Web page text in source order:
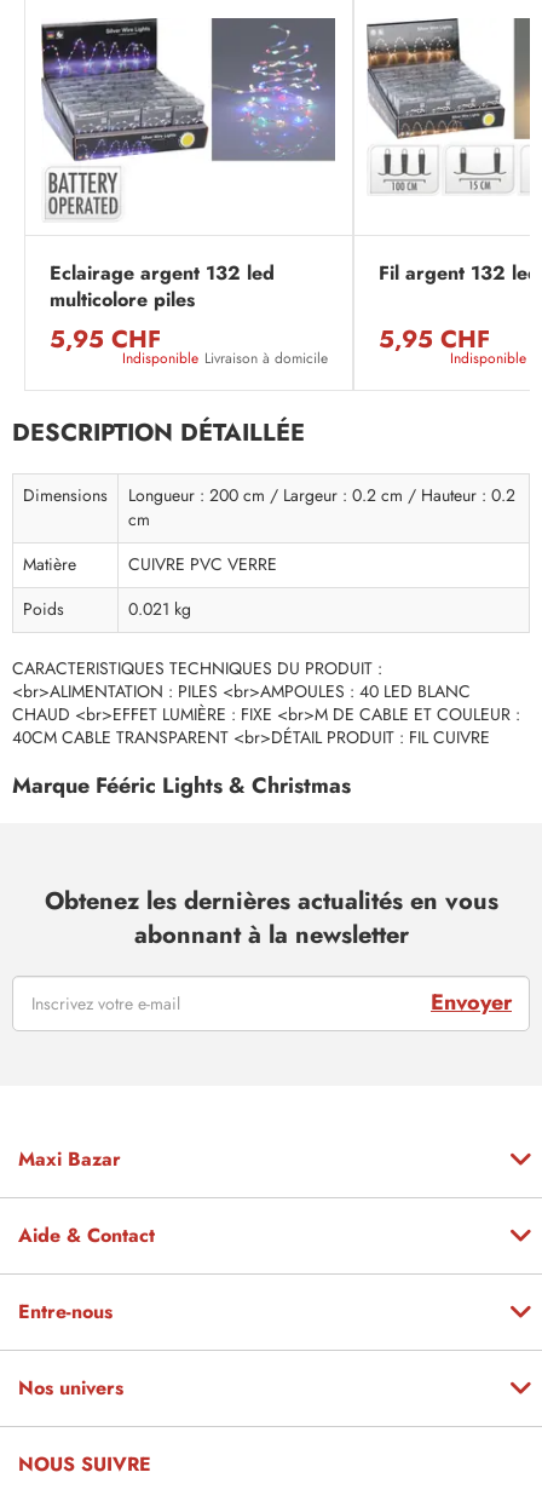
Eclairage argent 132 led
multicolore piles
5,95 CHF
Indisponible Livraison à domicile
Fil argent 132
5,95 CHF
Indisponible
DESCRIPTION DÉTAILLÉE
Dimensions
Longueur : 200 cm / Largeur : 0.2 cm / Hauteur : 0.2
cm
Matière
CUIVRE PVC VERRE
Poids
0.021 kg
CARACTERISTIQUES TECHNIQUES DU PRODUIT :
<br>ALIMENTATION : PILES <br>AMPOULES : 40 LED BLANC
CHAUD <br>EFFET LUMIÈRE : FIXE <br>M DE CABLE ET COULEUR :
40CM CABLE TRANSPARENT <br>DÉTAIL PRODUIT : FIL CUIVRE
Marque Fééric Lights & Christmas
Obtenez les dernières actualités en vous
abonnant à la newsletter
Envoyer
Maxi Bazar
Aide & Contact
Entre-nous
Nos univers
NOUS SUIVRE